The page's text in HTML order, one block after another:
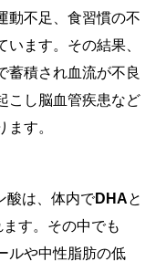
動不足、食習慣の不
ます。その結果、
蓄積され血流が不良
こし脳血管疾患など
す。
酸は、体内でDHAと
す。その中でも
ルや中性脂肪の低